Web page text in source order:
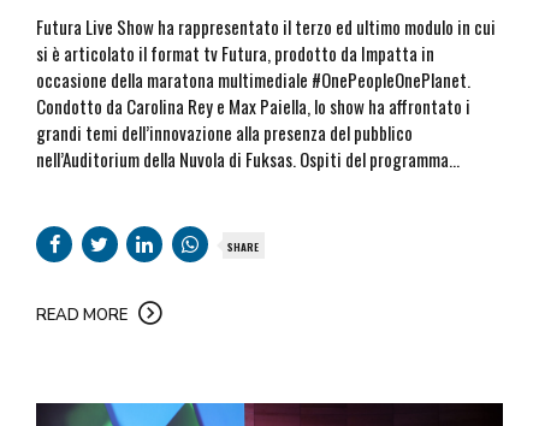
Futura Live Show ha rappresentato il terzo ed ultimo modulo in cui
si è articolato il format tv Futura, prodotto da Impatta in
occasione della maratona multimediale #OnePeopleOnePlanet.
Condotto da Carolina Rey e Max Paiella, lo show ha affrontato i
grandi temi dell’innovazione alla presenza del pubblico
nell’Auditorium della Nuvola di Fuksas. Ospiti del programma...
SHARE
READ MORE